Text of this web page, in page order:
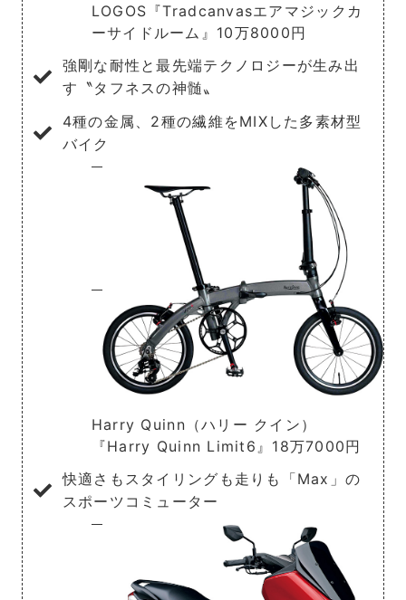
LOGOS『Tradcanvasエアマジックカ
ーサイドルーム』10万8000円
強剛な耐性と最先端テクノロジーが生み出
す〝タフネスの神髄〟
4種の金属、2種の繊維をMIXした多素材型
バイク
Harry Quinn（ハリー クイン）
『Harry Quinn Limit6』18万7000円
快適さもスタイリングも走りも「Max」の
スポーツコミューター